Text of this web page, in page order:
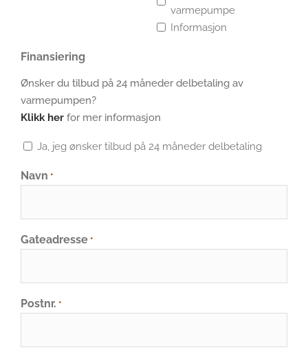
varmepumpe
Informasjon
Finansiering
Ønsker du tilbud på 24 måneder delbetaling av
varmepumpen?
Klikk her for mer informasjon
Ja, jeg ønsker tilbud på 24 måneder delbetaling
Navn *
Gateadresse *
Postnr. *